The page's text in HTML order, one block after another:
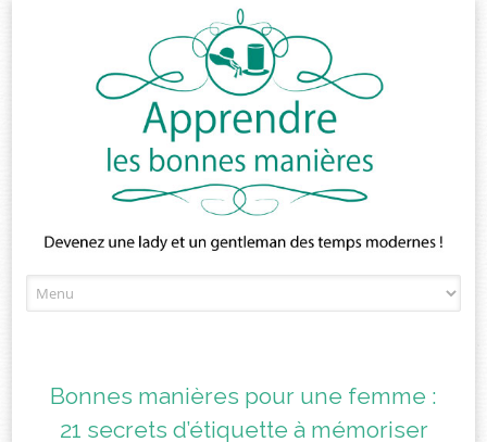
to
Bonnes manières pour une femme :
21 secrets d’étiquette à mémoriser